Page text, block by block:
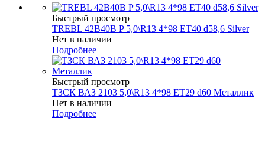
Быстрый просмотр
TREBL 42B40B P 5,0\R13 4*98 ET40 d58,6 Silver
Нет в наличии
Подробнее
Быстрый просмотр
ТЗСК ВАЗ 2103 5,0\R13 4*98 ET29 d60 Металлик
Нет в наличии
Подробнее